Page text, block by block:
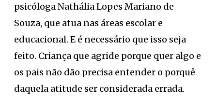
psicóloga Nathália Lopes Mariano de
Souza, que atua nas áreas escolar e
educacional. E é necessário que isso seja
feito. Criança que agride porque quer algo e
os pais não dão precisa entender o porquê
daquela atitude ser considerada errada.